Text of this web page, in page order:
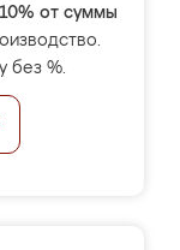
10% от суммы
без %.